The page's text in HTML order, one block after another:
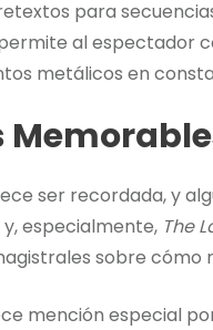
para
al espectador
metálicos en
ser recordada, y
especialmente, The
sobre cómo
mención especial